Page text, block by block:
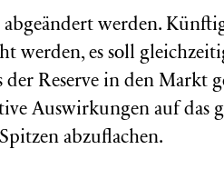
werden.
werden, es soll
Reserve in den Markt
Auswirkungen auf das
abzuflachen.